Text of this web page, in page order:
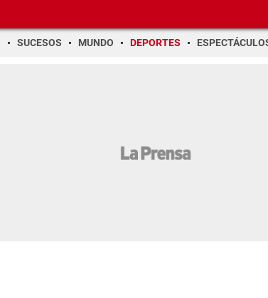
SUCESOS MUNDO DEPORTES